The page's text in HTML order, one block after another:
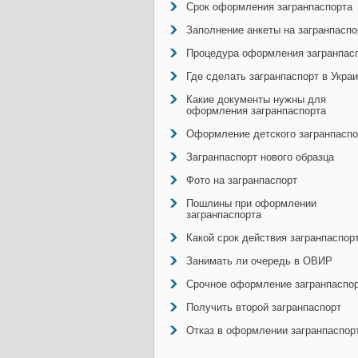
Срок оформления загранпаспорта
Заполнение анкеты на
Процедура оформления
Где сделать загранпаспорт в
Какие документы нужны для
оформления загранпаспорта
Оформление детского
Загранпаспорт нового образца
Фото на загранпаспорт
Пошлины при оформлении
загранпаспорта
Какой срок действия
Занимать ли очередь в ОВИР
Срочное оформление
Получить второй загранпаспорт
Отказ в оформлении